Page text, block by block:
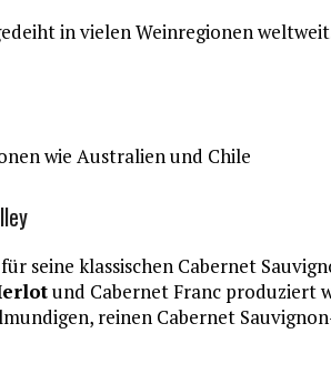
in vielen Weinregionen
wie Australien und Chile
seine klassischen Cabernet
und Cabernet Franc produziert
reinen Cabernet